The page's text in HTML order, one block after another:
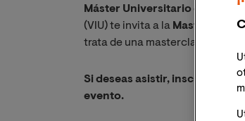
Máster Universitario en
(VIU) te invita a la Masterclass
trata de una masterclass online
Si deseas asistir, inscríbete y
evento.